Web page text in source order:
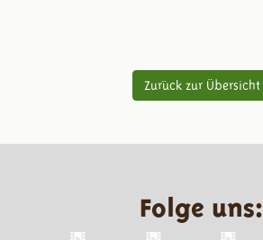
Zurück zur Übersicht
Folge uns: